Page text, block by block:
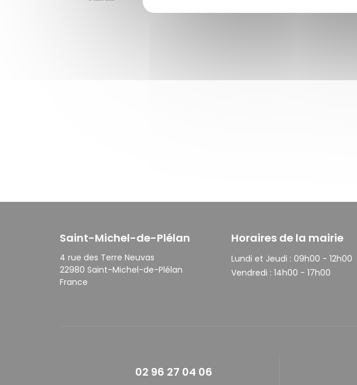
Saint-Michel-de-Plélan
4 rue des Terre Neuvas
22980 Saint-Michel-de-Plélan
France
Horaires de la mairie
Lundi et Jeudi : 09h00 - 12h00
Vendredi : 14h00 - 17h00
02 96 27 04 06